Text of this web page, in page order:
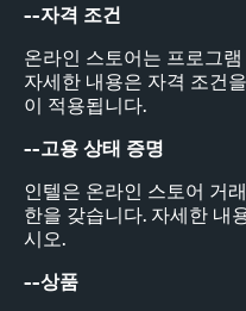
--자격 조건
온라인 스토어는 프로그
자세한 내용은 자격 조건
이 적용됩니다.
--고용 상태 증명
인텔은 온라인 스토어 거
한을 갖습니다. 자세한 내
시오.
--상품